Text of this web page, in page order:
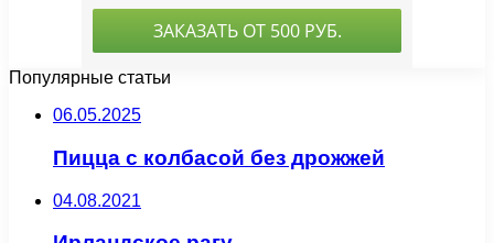
Популярные статьи
06.05.2025
Пицца с колбасой без дрожжей
04.08.2021